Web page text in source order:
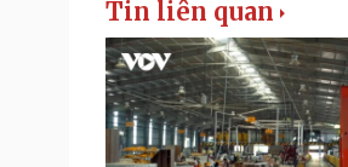
Tin liên quan